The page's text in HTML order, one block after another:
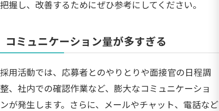
把握し、改善するためにぜひ参考にしてください。
コミュニケーション量が多すぎる
採用活動では、応募者とのやりとりや面接官の日程調
整、社内での確認作業など、膨大なコミュニケーショ
ンが発生します。さらに、メールやチャット、電話など